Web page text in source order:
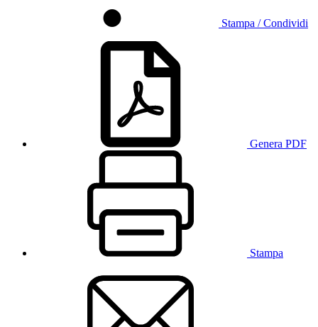
Stampa / Condividi
Genera PDF
Stampa